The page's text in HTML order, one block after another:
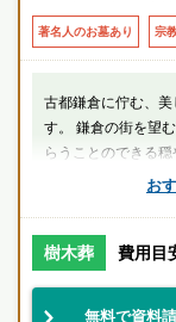
著名人のお墓あり 宗
お
古都鎌倉に佇む、
す。 鎌倉の街を望
らうことのできる穏
厚生
1級葬
神奈川県
樹木葬 費用目
無料で資料